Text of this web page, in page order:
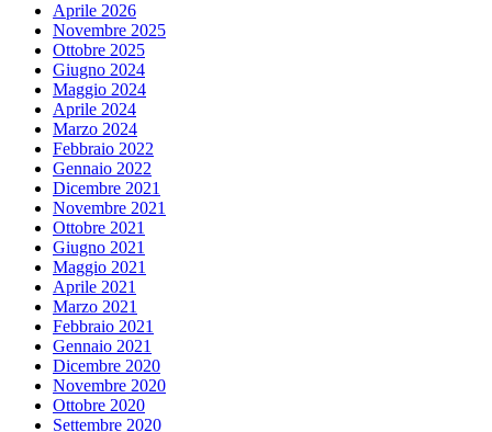
Aprile 2026
Novembre 2025
Ottobre 2025
Giugno 2024
Maggio 2024
Aprile 2024
Marzo 2024
Febbraio 2022
Gennaio 2022
Dicembre 2021
Novembre 2021
Ottobre 2021
Giugno 2021
Maggio 2021
Aprile 2021
Marzo 2021
Febbraio 2021
Gennaio 2021
Dicembre 2020
Novembre 2020
Ottobre 2020
Settembre 2020